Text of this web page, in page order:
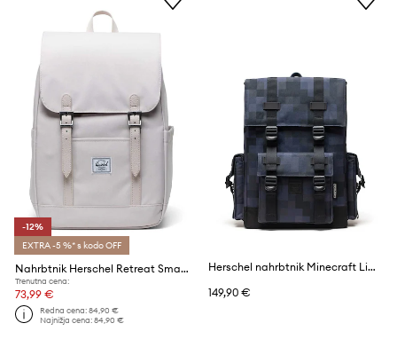
-12%
EXTRA -5 %* s kodo OFF
Nahrbtnik Herschel Retreat Small Backpack
Trenutna cena:
73,99 €
Redna cena:84,90 €
Najnižja cena:84,90 €
Herschel nahrbtnik Minecraft Little America™
149,90 €